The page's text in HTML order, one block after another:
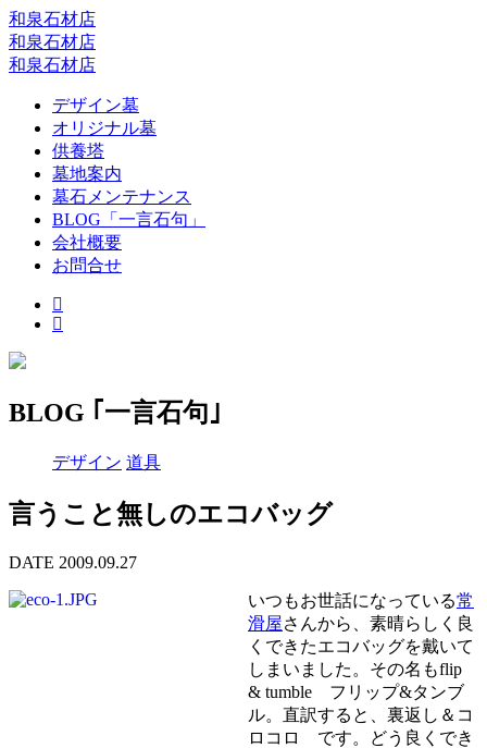
和泉石材店
和泉石材店
和泉石材店
デザイン墓
オリジナル墓
供養塔
墓地案内
墓石メンテナンス
BLOG「一言石句」
会社概要
お問合せ
BLOG ｢一言石句｣
デザイン 道具
言うこと無しのエコバッグ
DATE 2009.09.27
いつもお世話になっている常
滑屋さんから、素晴らしく良
くできたエコバッグを戴いて
しまいました。その名もflip
& tumble フリップ&タンブ
ル。直訳すると、裏返し＆コ
ロコロ です。どう良くでき